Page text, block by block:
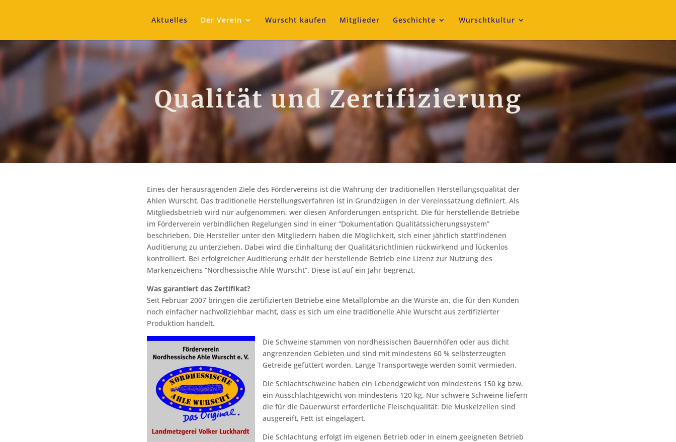
Aktuelles Der Verein Wurscht kaufen Mitglieder Geschichte Wurschtkultur
Qualität und Zertifizierung
Eines der herausragenden Ziele des Fördervereins ist die Wahrung der traditionellen Herstellungsqualität der
Ahlen Wurscht. Das traditionelle Herstellungsverfahren ist in Grundzügen in der Vereinssatzung definiert. Als
Mitgliedsbetrieb wird nur aufgenommen, wer diesen Anforderungen entspricht. Die für herstellende Betriebe
im Förderverein verbindlichen Regelungen sind in einer “Dokumentation Qualitätssicherungssystem”
beschrieben. Die Hersteller unter den Mitgliedern haben die Möglichkeit, sich einer jährlich stattfindenen
Auditierung zu unterziehen. Dabei wird die Einhaltung der Qualitätsrichtlinien rückwirkend und lückenlos
kontrolliert. Bei erfolgreicher Auditierung erhält der herstellende Betrieb eine Lizenz zur Nutzung des
Markenzeichens “Nordhessische Ahle Wurscht”. Diese ist auf ein Jahr begrenzt.
Was garantiert das Zertifikat?
Seit Februar 2007 bringen die zertifizierten Betriebe eine Metallplombe an die Würste an, die für den Kunden
noch einfacher nachvollziehbar macht, dass es sich um eine traditionelle Ahle Wurscht aus zertifizierter
Produktion handelt.
Die Schweine stammen von nordhessischen Bauernhöfen oder aus dicht
angrenzenden Gebieten und sind mit mindestens 60 % selbsterzeugten
Getreide gefüttert worden. Lange Transportwege werden somit vermieden.
Die Schlachtschweine haben ein Lebendgewicht von mindestens 150 kg bzw.
ein Ausschlachtgewicht von mindestens 120 kg. Nur schwere Schweine liefern
die für die Dauerwurst erforderliche Fleischqualität: Die Muskelzellen sind
ausgereift, Fett ist eingelagert.
Die Schlachtung erfolgt im eigenen Betrieb oder in einem geeigneten Betrieb